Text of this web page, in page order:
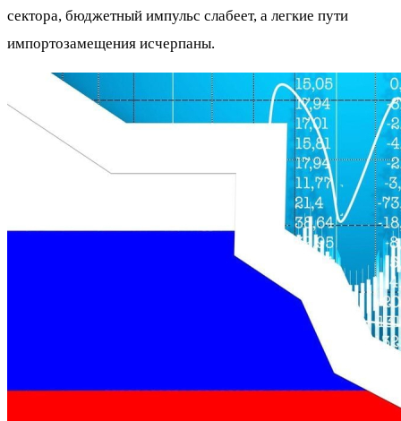
сектора, бюджетный импульс слабеет, а легкие пути
импортозамещения исчерпаны.